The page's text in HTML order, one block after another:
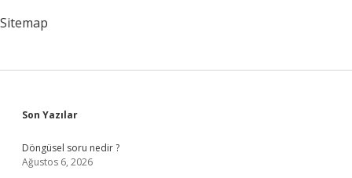
Sitemap
Sidebar
Son Yazılar
Döngüsel soru nedir ?
Ağustos 6, 2026